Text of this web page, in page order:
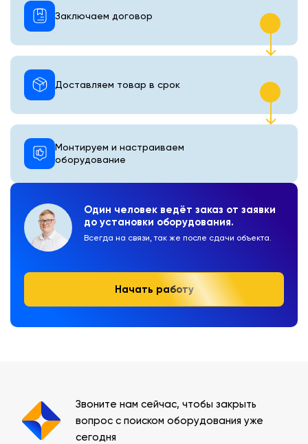
Один человек ведёт заказ от заявки
до установки оборудования.
Всегда на связи, так же после сдачи объекта.
Начать работу
Монтируем и настраиваем
оборудование
Доставляем товар в срок
Заключаем договор
Звоните нам сейчас, чтобы закрыть
вопрос с поиском оборудования уже
сегодня